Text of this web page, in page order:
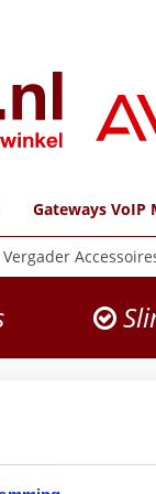
Gateways VoIP
Vergader